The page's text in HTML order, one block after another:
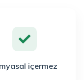
içermez